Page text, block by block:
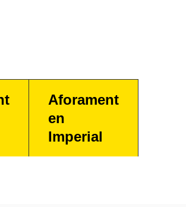
Aforament
en
Imperial